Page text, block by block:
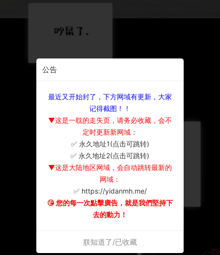
公告
最近又开始封了，下方网域有更新，大家
记得截图！！
▼这是一耽的走失页，请务必收藏，会不
定时更新新网域：
✅ 永久地址1(点击可跳转)
✅ 永久地址2(点击可跳转)
▼这是大陆地区网域，会自动跳转最新的
网域：
✅ https://yidanmh.me/
😘 您的每一次點擊廣告，就是我們堅持下
去的動力！
朕知道了/已收藏